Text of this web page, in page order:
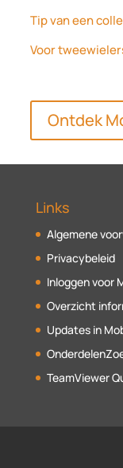
Tip van een
Voor
Ontdek
Links
Algemene
Privacybeleid
Inloggen voor
Overzicht
Updates in
TeamViewer